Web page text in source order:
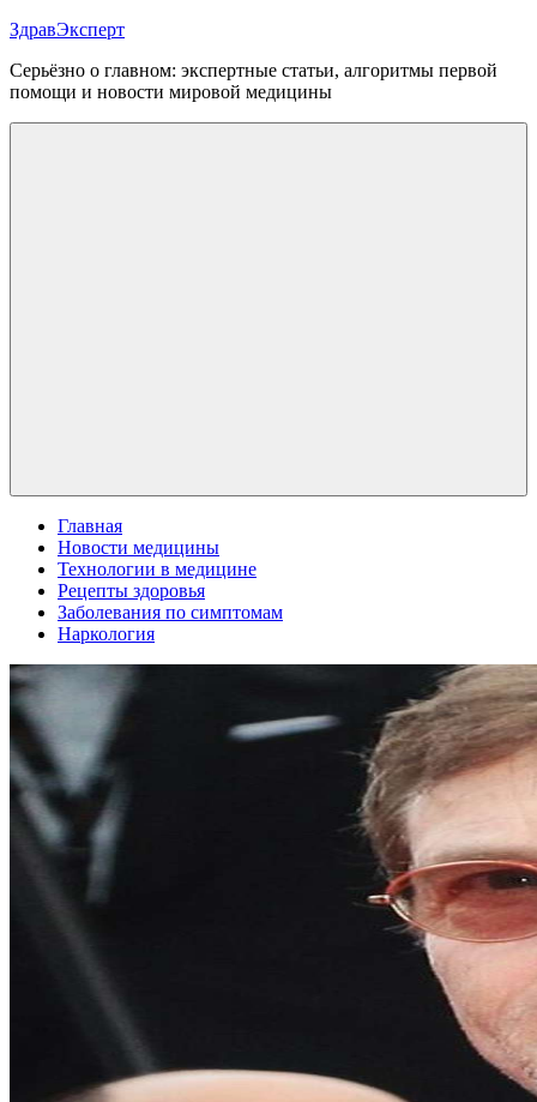
Перейти
содержимому
ЗдравЭксперт
Серьёзно о главном: экспертные статьи, алгоритмы первой
помощи и новости мировой медицины
Главная
Новости медицины
Технологии в медицине
Рецепты здоровья
Заболевания по симптомам
Наркология